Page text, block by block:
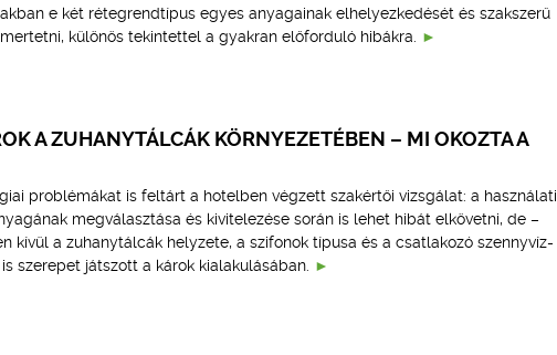
e két rétegrendtípus egyes anyagainak elhelyezkedését és szakszerű
különös tekintettel a gyakran előforduló hibákra.
A ZUHANYTÁLCÁK KÖRNYEZETÉBEN – MI OKOZTA A
problémákat is feltárt a hotelben végzett szakértői vizsgálat: a használati
megválasztása és kivitelezése során is lehet hibát elkövetni, de –
kívül a zuhanytálcák helyzete, a szifonok típusa és a csatlakozó szennyvíz-
szerepet játszott a károk kialakulásában.